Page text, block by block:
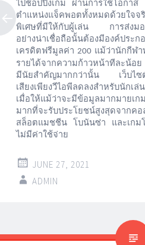
ไปช้อปปิ้งเกม ผ่านการใช้โอกาส
ตำแหน่งแจ็คพอตทั้งหมดด้วยใจจริ
พิเศษที่มีให้กับผู้เล่น
การส่งม
อย่างน่าเชื่อถือนั้นต้องมีองค์ประก
เครดิตฟรีมูลค่า 200 แม้ว่านักกีฬ
รายได้จากความก้าวหน้าทีละน้อย
มีนัยสำคัญมากกว่านั้น
เว็บไ
เสียงเพียงวีไอพีลดลงสำหรับนักเล่
เมื่อให้แม้ว่าจะมีข้อมูลมากมายเก
มากที่จะรับประโยชน์สูงสุดจากคอ
สล็อตแมชชีน
โบนันซ่า และเกม
ไม่มีค่าใช้จ่าย
JUNE 27, 2021
ADMIN